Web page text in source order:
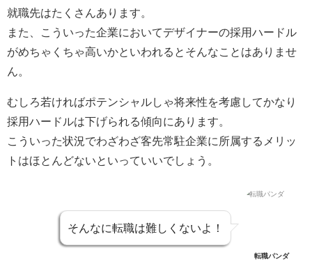
就職先はたくさんあります。
また、こういった企業においてデザイナーの採用ハードル
がめちゃくちゃ高いかといわれるとそんなことはありませ
ん。
むしろ若ければポテンシャルしゃ将来性を考慮してかなり
採用ハードルは下げられる傾向にあります。
こういった状況でわざわざ客先常駐企業に所属するメリッ
トはほとんどないといっていいでしょう。
そんなに転職は難しくないよ！
転職パンダ